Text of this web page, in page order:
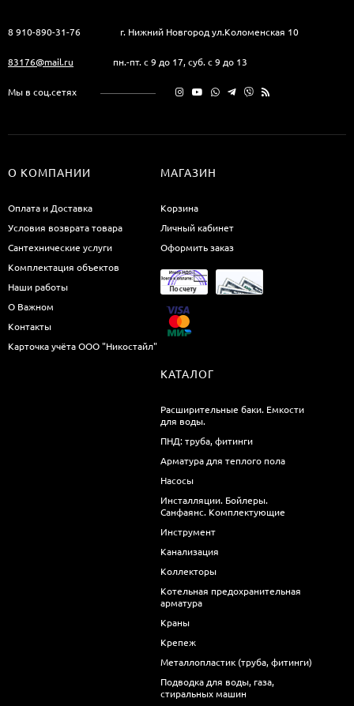
8 910-890-31-76 г. Нижний Новгород ул.Коломенская 10
83176@mail.ru пн.-пт. с 9 до 17, суб. с 9 до 13
Мы в соц.сетях
О КОМПАНИИ
Оплата и Доставка
Условия возврата товара
Сантехнические услуги
Комплектация объектов
Наши работы
О Важном
Контакты
Карточка учёта ООО "Никостайл"
МАГАЗИН
Корзина
Личный кабинет
Оформить заказ
КАТАЛОГ
Расширительные баки. Емкости
для воды.
ПНД: труба, фитинги
Арматура для теплого пола
Насосы
Инсталляции. Бойлеры.
Санфаянс. Комплектующие
Инструмент
Канализация
Коллекторы
Котельная предохранительная
арматура
Краны
Крепеж
Металлопластик (труба, фитинги)
Подводка для воды, газа,
стиральных машин